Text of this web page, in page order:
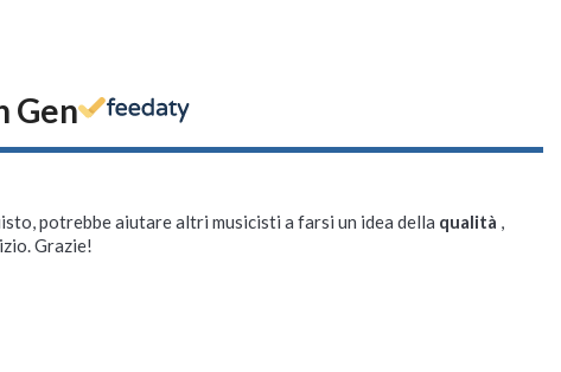
Gen
potrebbe aiutare altri musicisti a farsi un idea della qualità ,
Grazie!